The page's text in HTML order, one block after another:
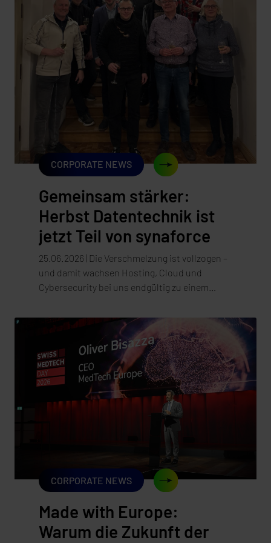
Muster wiederholt sich heute in der IT, nur
leiser. Cloud-Infrastruktur ist verlässlich,
skalierbar und bequem. Und genau wie beim
Gas stellt sich die entscheidende Frage meist
erst dann, wenn es teuer wird, sie zu
beantworten: Wie abhängig haben wir uns
eigentlich gemacht, und wer hält am Ende die
CORPORATE NEWS
Gemeinsam stärker:
Herbst Datentechnik ist
jetzt Teil von synaforce
25.06.2026 | Die Verschmelzung ist vollzogen –
und damit wachsen Hosting, Cloud und
Cybersecurity bei uns endgültig zu einem
Datentechnik GmbH ist vollständig in der
synaforce GmbH aufgegangen. Was im Februar
2025 mit der Übernahme begann, haben wir
jetzt mit der rechtlich vollzogenen
Verschmelzung abgeschlossen. Für unsere
Kundinnen und Kunden bedeutet das vor
allem eines: alles Vertraute bleibt – und es
kommt einiges hinzu. In diesem Beitrag
erklären wir, was sich ändert, was bewusst
gleich bleibt und warum dieser Schritt für uns
CORPORATE NEWS
Made with Europe:
Warum die Zukunft der